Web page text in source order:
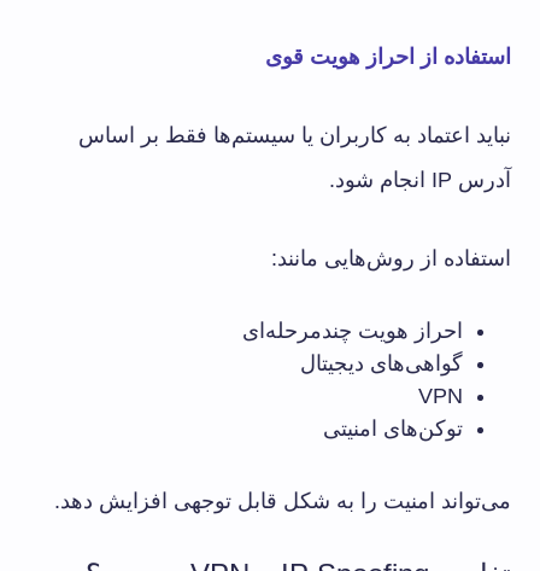
استفاده از احراز هویت قوی
نباید اعتماد به کاربران یا سیستم‌ها فقط بر اساس
آدرس IP انجام شود.
استفاده از روش‌هایی مانند:
احراز هویت چندمرحله‌ای
گواهی‌های دیجیتال
VPN
توکن‌های امنیتی
می‌تواند امنیت را به شکل قابل توجهی افزایش دهد.